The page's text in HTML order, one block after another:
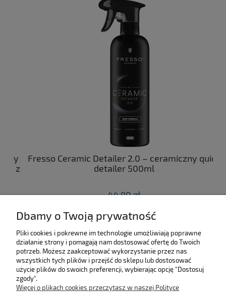
Fresso Ceramic Detailer 2.0 – ceramiczny quick
detailer 500ml
44,90 zł
do koszyka
SKLEP
MOJE KONTO
Dbamy o Twoją prywatność
Pliki cookies i pokrewne im technologie umożliwiają poprawne
działanie strony i pomagają nam dostosować ofertę do Twoich
potrzeb. Możesz zaakceptować wykorzystanie przez nas
wszystkich tych plików i przejść do sklepu lub dostosować
użycie plików do swoich preferencji, wybierając opcję "Dostosuj
zgody".
Więcej o plikach cookies przeczytasz w naszej Polityce